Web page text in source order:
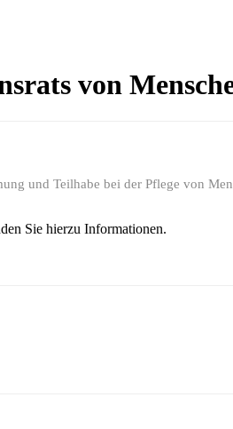
von
und Teilhabe bei der Pflege von
Sie hierzu Informationen.